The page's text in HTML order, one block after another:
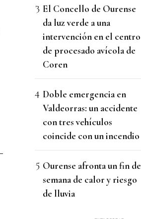
El Concello de Ourense
da luz verde a una
intervención en el centro
de procesado avícola de
Coren
Doble emergencia en
Valdeorras: un accidente
con tres vehículos
coincide con un incendio
Ourense afronta un fin de
semana de calor y riesgo
de lluvia